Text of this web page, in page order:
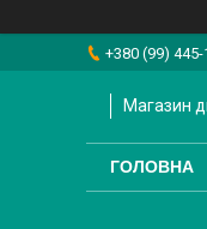
+380 (99) 445-
Магазин
ГОЛОВНА